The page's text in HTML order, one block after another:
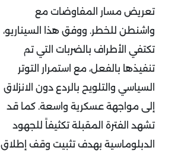
تعريض مسار المفاوضات مع
واشنطن للخطر. ووفق هذا السيناريو،
تكتفي الأطراف بالضربات التي تم
تنفيذها بالفعل، مع استمرار التوتر
السياسي والتلويح بالردع دون الانزلاق
إلى مواجهة عسكرية واسعة. كما قد
تشهد الفترة المقبلة تكثيفاً للجهود
الدبلوماسية بهدف تثبيت وقف إطلاق